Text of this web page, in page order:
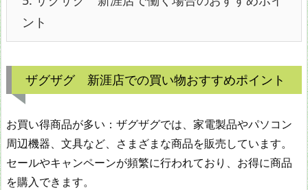
ント
ザグザグ 新涯店での買い物おすすめポイント
お買い得商品が多い：ザグザグでは、家電製品やパソコン
周辺機器、文具など、さまざまな商品を販売しています。
セールやキャンペーンが頻繁に行われており、お得に商品
を購入できます。